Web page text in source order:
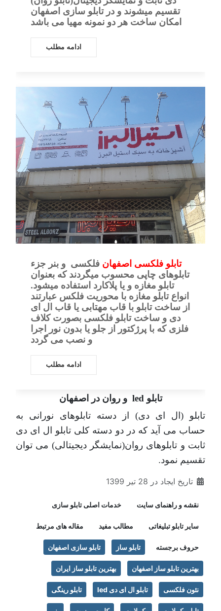
تقسیم میشوند و در تابلو سازی اصفهان
امکان ساخت هر دو نمونه مهیا می باشد
ادامه مطلب
تابلو فلکسی اصفهان فلكسی و بنر جزء
تابلوهای چاپی محسوب میگردند که بعنوان
تابلو مغازه و یا پلاکارد استفاده میشود.
انواع تابلو مغازه با محوریت فلکس عبارتند
از ساخت تابلو با قاب مهتابی یا قاب ال ای
دی و ساخت تابلو فلکسی بصورت کلاف
فلزی که با پرژکتور از جلو یا بدون نور اجرا
و نصب می گردد
ادامه مطلب
تابلو led و روان در اصفهان
تابلو (ال ای دی) از دسته تابلوهای نورانی به
حساب می آيد که در دو دسته کلی تابلو ال ای دی
ثابت و تابلوهای روان(نمایشگر دیجیتالی) می توان
تقسیم نمود.
تاریخ ایجاد در 28 تیر 1399
نقشه و راهنمای سایت خدمات اصلی تابلو سازی
سایر تابلو تبلیغاتی مطالب مفید مقاله های مرتبط
حروف برجسته تابلو ساز تابلو سازی اصفهان
بهترین تابلو ساز اصفهان بهترین تابلو ساز ایران
نئون فلکسی تابلو ال ای دی led تابلو رینگی